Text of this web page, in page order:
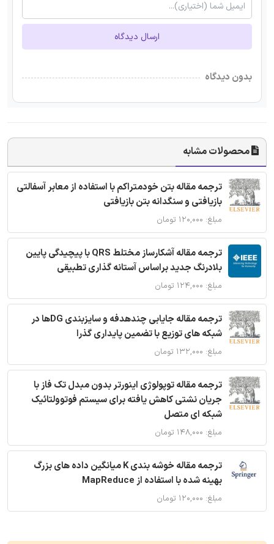
ارسال دیدگاه
بدون دیدگاه
محصولات مشابه
ترجمه مقاله بتن خودمتراکم با استفاده از معابر آسفالتی
بازیافتی و سنگدانه بتن بازیافتی
مبلغ: ۱۲۰,۰۰۰ تومان
ترجمه مقاله آشکارساز مختلط QRS با پیچیدگی پایین
بلادرنگ جدید براساس آستانه گذاری تطبیقی
مبلغ: ۱۲۴,۰۰۰ تومان
ترجمه مقاله جایابی چندهدفه و سایزبندی DGها در
شبکه های توزیع با تضمین پایداری گذرا
مبلغ: ۱۳۲,۰۰۰ تومان
ترجمه مقاله توپولوژی اینورتر بدون مبدل تک فاز با
جریان نشتی کاهش یافته برای سیستم فوتوولتائیک
شبکه ای متصل
مبلغ: ۱۴۸,۰۰۰ تومان
ترجمه مقاله خوشه بندی K میانگین داده های بزرگ
بهینه شده با استفاده از MapReduce
مبلغ: ۱۲۰,۰۰۰ تومان